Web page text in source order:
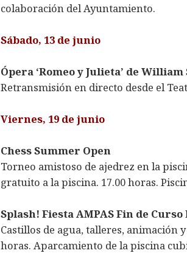
colaboración del Ayuntamiento.
Sábado, 13 de junio
Ópera ‘Romeo y Julieta’ de
Retransmisión en directo desde el
Viernes, 19 de junio
Chess Summer Open
Torneo amistoso de ajedrez en la
gratuito a la piscina. 17.00 horas.
Splash! Fiesta AMPAS Fin de Curso
Castillos de agua, talleres, animación
horas. Aparcamiento de la piscina